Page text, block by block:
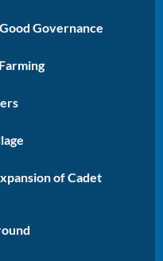
Governance
of Cadet